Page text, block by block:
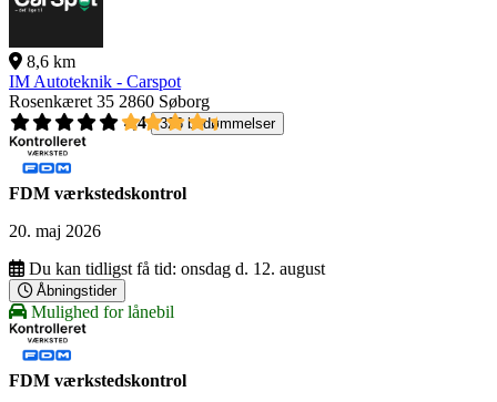
8,6 km
IM Autoteknik - Carspot
Rosenkæret 35 2860 Søborg
4,4
326 bedømmelser
FDM værkstedskontrol
20. maj 2026
Du kan tidligst få tid: onsdag d. 12. august
Åbningstider
Mulighed for lånebil
FDM værkstedskontrol